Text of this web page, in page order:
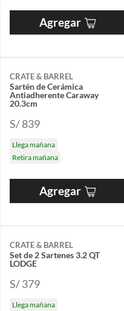
Agregar
CRATE & BARREL
Sartén de Cerámica
Antiadherente Caraway
20.3cm
S/ 839
Llega mañana
Retira mañana
Agregar
CRATE & BARREL
Set de 2 Sartenes 3.2 QT
LODGE
S/ 379
Llega mañana